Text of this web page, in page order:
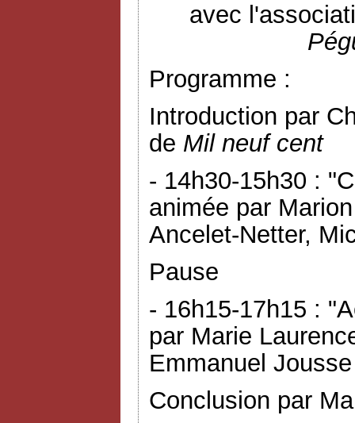
avec
Programme :
Introduction par
de Mil neuf cent
- 14h30-15h30 :
animée par
Ancelet-Netter,
Pause
- 16h15-17h15 :
par Marie
Emmanuel
Conclusion par